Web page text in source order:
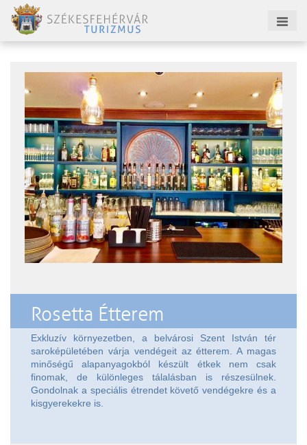
Rosetta Étterem
Exkluzív környezetben, a belvárosi Szent István tér
saroképületében várja vendégeit az étterem. A magas
minőségű alapanyagokból készült étkek nem csak
finomak, de különleges tálalásban is részesülnek.
Gondolnak a speciális étrendet követő vendégekre és a
kisgyerekekre is.